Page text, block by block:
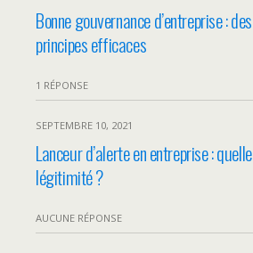
Bonne gouvernance d’entreprise : des
principes efficaces
1 RÉPONSE
SEPTEMBRE 10, 2021
Lanceur d’alerte en entreprise : quelle
légitimité ?
AUCUNE RÉPONSE